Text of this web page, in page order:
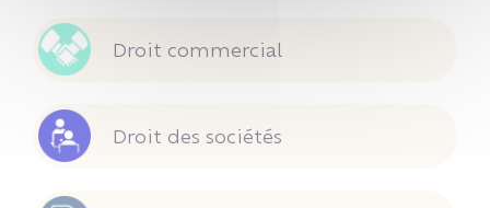
Droit commercial
Droit des sociétés